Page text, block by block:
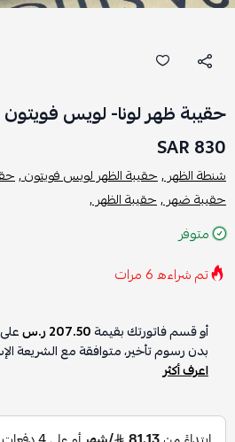
حقيبة ظهر لونا- لويس فويتون
830 SAR
شنطة الظهر ,حقيبة الظهر لويس فويتون ,
حقيبة ضهر ,حقيبة الظهر ,
متوفر
تم شراءه6مرات
أو قسم فاتورتك بقيمة207.50 ر.س على
بدون رسوم تأخير، متوافقة مع الشريعة
اعرف أكثر